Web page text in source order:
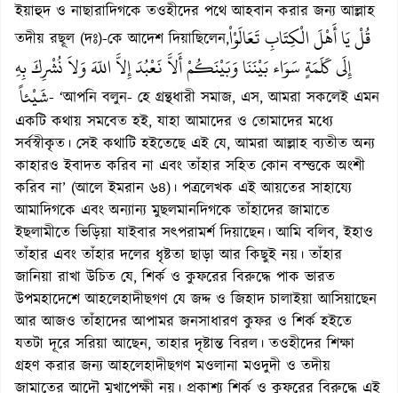
ইয়াহুদ ও নাছারাদিগকে তওহীদের পথে আহবান করার জন্য আল্লাহ
তদীয় রছূল (দঃ)-কে আদেশ দিয়াছিলেন,قُلْ يَا أَهْلَ الْكِتَابِ تَعَالَوْاْ
إِلَى كَلَمَةٍ سَوَاء بَيْنَنَا وَبَيْنَكُمْ أَلاَّ نَعْبُدَ إِلاَّ اللّهَ وَلاَ نُشْرِكَ بِهِ
شَيْئاً- ‘আপনি বলুন- হে গ্রন্থধারী সমাজ, এস, আমরা সকলেই এমন
একটি কথায় সমবেত হই, যাহা আমাদের ও তোমাদের মধ্যে
সর্বস্বীকৃত। সেই কথাটি হইতেছে এই যে, আমরা আল্লাহ ব্যতীত অন্য
কাহারও ইবাদত করিব না এবং তাঁহার সহিত কোন বস্ত্তকে অংশী
করিব না’ (আলে ইমরান ৬৪)। পত্রলেখক এই আয়তের সাহায্যে
আমাদিগকে এবং অন্যান্য মুছলমানদিগকে তাঁহাদের জামাতে
ইছলামীতে ভিড়িয়া যাইবার সৎপরামর্শ দিয়াছেন। আমি বলিব, ইহাও
তাঁহার এবং তাঁহার দলের ধৃষ্টতা ছাড়া আর কিছুই নয়। তাঁহার
জানিয়া রাখা উচিত যে, শির্ক ও কুফরের বিরুদ্ধে পাক ভারত
উপমহাদেশে আহলেহাদীছগণ যে জদ্দ ও জিহাদ চালাইয়া আসিয়াছেন
আর আজও তাঁহাদের আপামর জনসাধারণ কুফর ও শির্ক হইতে
যতটা দূরে সরিয়া আছেন, তাহার দৃষ্টান্ত বিরল। তওহীদের শিক্ষা
গ্রহণ করার জন্য আহলেহাদীছগণ মওলানা মওদুদী ও তদীয়
জামাতের আদৌ মুখাপেক্ষী নয়। প্রকাশ্য শির্ক ও কুফরের বিরুদ্ধে এই